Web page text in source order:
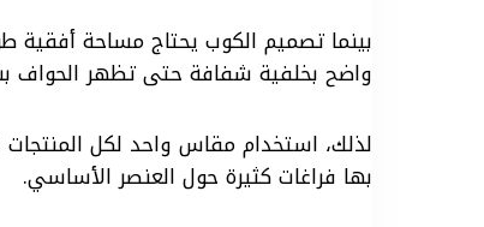
بينما تصميم الكوب يحتاج مساحة أفقية
واضح بخلفية شفافة حتى تظهر
لذلك، استخدام مقاس واحد لكل
بها فراغات كثيرة حول العنصر الأساسي.